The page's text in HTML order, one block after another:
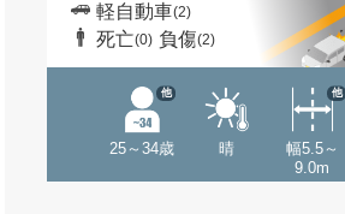
軽自動車(2)
死亡(0) 負傷(2)
25～34歳
他
晴
幅5.5～
9.0m
他